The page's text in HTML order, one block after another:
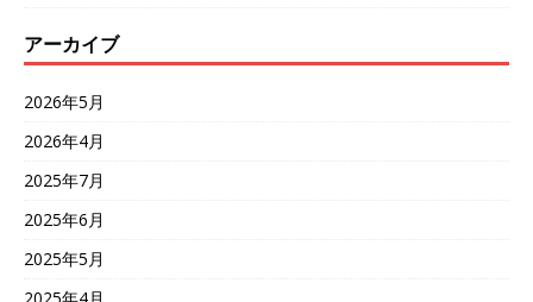
アーカイブ
2026年5月
2026年4月
2025年7月
2025年6月
2025年5月